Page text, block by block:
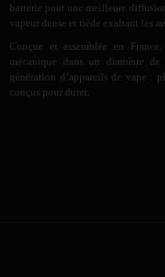
batterie pour une meilleure
vapeur dense et tiède exaltant les
Conçue et assemblée en
mécanique dans un diamètre
génération d’appareils de vape :
conçus pour durer.